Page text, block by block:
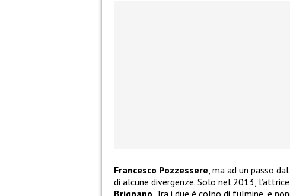
Francesco Pozzessere, ma ad un passo
di alcune divergenze. Solo nel 2013,